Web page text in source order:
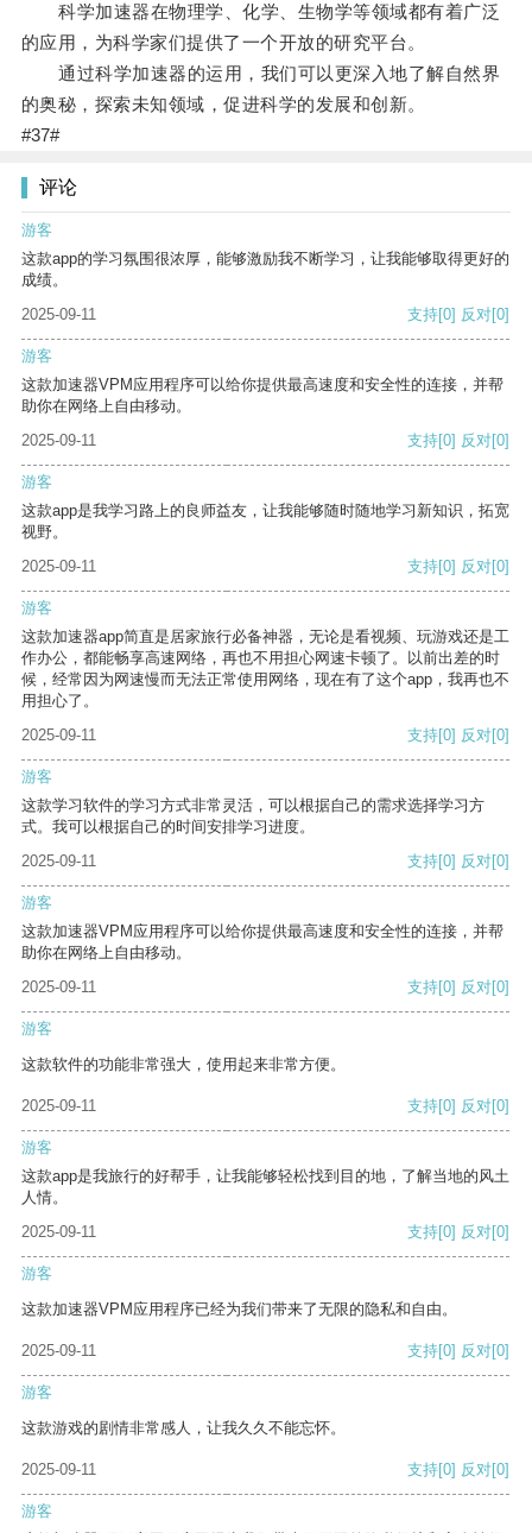
科学加速器在物理学、化学、生物学等领域都有着广泛
的应用，为科学家们提供了一个开放的研究平台。
通过科学加速器的运用，我们可以更深入地了解自然界
的奥秘，探索未知领域，促进科学的发展和创新。
#37#
评论
游客
这款app的学习氛围很浓厚，能够激励我不断学习，让我能够取得更好的
成绩。
2025-09-11
支持[0] 反对[0]
游客
这款加速器VPM应用程序可以给你提供最高速度和安全性的连接，并帮
助你在网络上自由移动。
2025-09-11
支持[0] 反对[0]
游客
这款app是我学习路上的良师益友，让我能够随时随地学习新知识，拓宽
视野。
2025-09-11
支持[0] 反对[0]
游客
这款加速器app简直是居家旅行必备神器，无论是看视频、玩游戏还是工
作办公，都能畅享高速网络，再也不用担心网速卡顿了。以前出差的时
候，经常因为网速慢而无法正常使用网络，现在有了这个app，我再也不
用担心了。
2025-09-11
支持[0] 反对[0]
游客
这款学习软件的学习方式非常灵活，可以根据自己的需求选择学习方
式。我可以根据自己的时间安排学习进度。
2025-09-11
支持[0] 反对[0]
游客
这款加速器VPM应用程序可以给你提供最高速度和安全性的连接，并帮
助你在网络上自由移动。
2025-09-11
支持[0] 反对[0]
游客
这款软件的功能非常强大，使用起来非常方便。
2025-09-11 支持[0] 反对[0]
游客
这款app是我旅行的好帮手，让我能够轻松找到目的地，了解当地的风土
人情。
2025-09-11
支持[0] 反对[0]
游客
这款加速器VPM应用程序已经为我们带来了无限的隐私和自由。
2025-09-11 支持[0] 反对[0]
游客
这款游戏的剧情非常感人，让我久久不能忘怀。
2025-09-11 支持[0] 反对[0]
游客